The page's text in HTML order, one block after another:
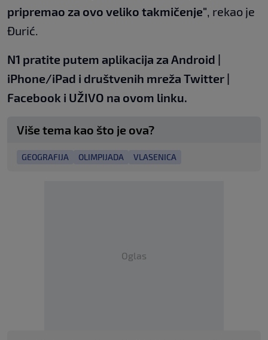
pripremao za ovo veliko takmičenje" , rekao je
Đurić.
N1 pratite putem aplikacija za Android |
iPhone/iPad i društvenih mreža Twitter |
Facebook i UŽIVO na ovom linku.
Više tema kao što je ova?
GEOGRAFIJA OLIMPIJADA VLASENICA
Oglas